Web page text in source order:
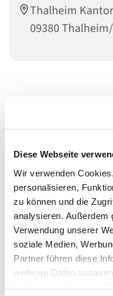
Diese Webseite
Wir verwenden
personalisieren,
zu können und die
analysieren. Außerdem
Verwendung unserer
soziale Medien,
Partner führen diese
weiteren Daten
Thalheim
09380